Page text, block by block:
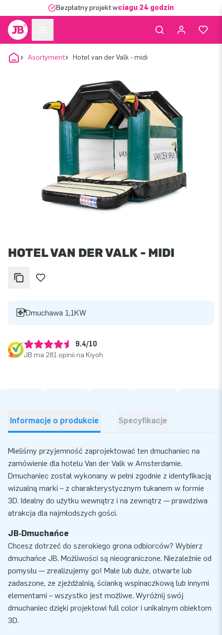
Bezpłatny projekt wciągu 24 godzin
Asortyment Hotel van der Valk - midi
HOTEL VAN DER VALK - MIDI
Dmuchawa 1,1KW
9.4/10
JB ma 281 opinii na Kiyoh
Informacje o produkcie Specyfikacje
Mieliśmy przyjemność zaprojektować ten dmuchaniec na
zamówienie dla hotelu Van der Valk w Amsterdamie.
Dmuchaniec został wykonany w pełni zgodnie z identyfikacją
wizualną marki – z charakterystycznym tukanem w formie
3D. Idealny do użytku wewnątrz i na zewnątrz — prawdziwa
atrakcja dla najmłodszych gości.
JB‑Dmuchańce
Chcesz dotrzeć do szerokiego grona odbiorców? Wybierz
dmuchańce JB. Możliwości są nieograniczone. Niezależnie od
pomysłu — zrealizujemy go! Małe lub duże, otwarte lub
zadaszone, ze zjeżdżalnią, ścianką wspinaczkową lub innymi
elementami – wszystko jest możliwe. Wyróżnij swój
dmuchaniec dzięki projektowi full color i unikalnym obiektom
3D.